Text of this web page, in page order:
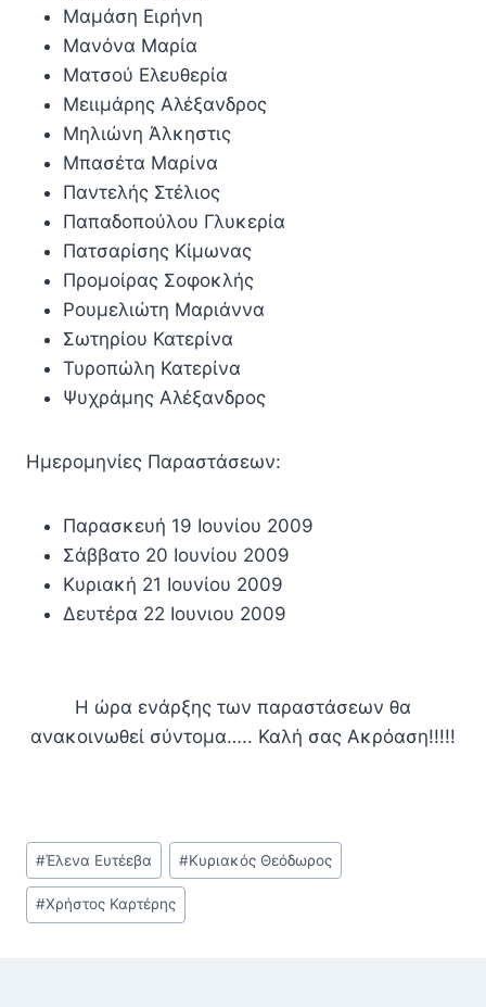
Μαμάση Ειρήνη
Μανόνα Μαρία
Ματσού Ελευθερία
Μειιμάρης Αλέξανδρος
Μηλιώνη Άλκηστις
Μπασέτα Μαρίνα
Παντελής Στέλιος
Παπαδοπούλου Γλυκερία
Πατσαρίσης Κίμωνας
Προμοίρας Σοφοκλής
Ρουμελιώτη Μαριάννα
Σωτηρίου Κατερίνα
Τυροπώλη Κατερίνα
Ψυχράμης Αλέξανδρος
Ημερομηνίες Παραστάσεων:
Παρασκευή 19 Ιουνίου 2009
Σάββατο 20 Ιουνίου 2009
Κυριακή 21 Ιουνίου 2009
Δευτέρα 22 Ιουνιου 2009
Η ώρα ενάρξης των παραστάσεων θα
ανακοινωθεί σύντομα….. Καλή σας Ακρόαση!!!!!
Post
Tags:
#Έλενα Ευτέεβα #Κυριακός Θεόδωρος
#Χρήστος Καρτέρης